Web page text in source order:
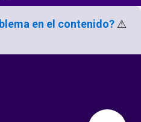
en el contenido? ⚠